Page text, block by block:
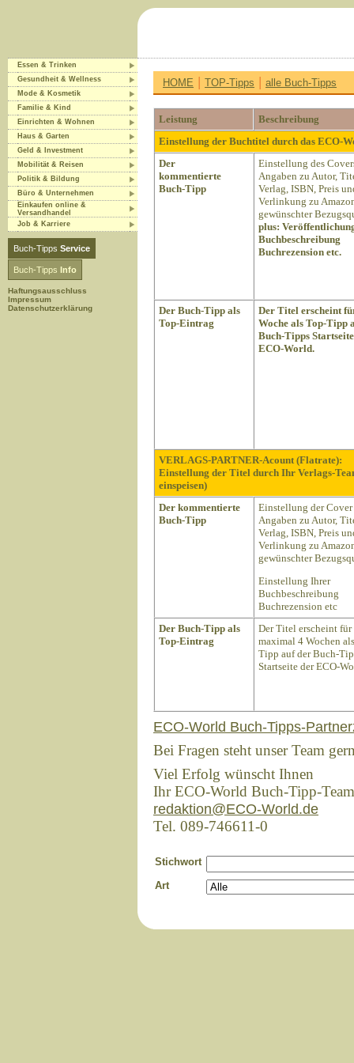
Essen & Trinken
Gesundheit & Wellness
Mode & Kosmetik
Familie & Kind
Einrichten & Wohnen
Haus & Garten
Geld & Investment
Mobilität & Reisen
Politik & Bildung
Büro & Unternehmen
Einkaufen online &
Versandhandel
Job & Karriere
Buch-Tipps Service
Buch-Tipps Info
Haftungsausschluss
Impressum
Datenschutzerklärung
HOME | TOP-Tipps | alle Buch-Tipps
Leistung
Beschreibung
Einstellung der Buchtitel durch das ECO-
Der
kommentierte
Buch-Tipp
Einstellung des
Angaben zu Autor,
Verlag, ISBN, Preis
Verlinkung zu
gewünschter
plus:
Buchbeschreibung
Buchrezension etc.
Der Buch-Tipp als
Top-Eintrag
Der Titel erscheint
Woche als Top-Tipp
Buch-Tipps
ECO-World.
VERLAGS-PARTNER-Acount (Flatrate):
Einstellung der Titel durch Ihr Verlags-
einspeisen)
Der kommentierte
Buch-Tipp
Einstellung der
Angaben zu Autor,
Verlag, ISBN, Preis
Verlinkung zu
gewünschter
Einstellung Ihrer
Buchbeschreibung
Buchrezension etc
Der Buch-Tipp als
Top-Eintrag
Der Titel erscheint für
maximal 4 Wochen
Tipp auf der Buch-
Startseite der ECO-
ECO-World Buch-Tipps-
Bei Fragen steht unser Team
Viel Erfolg wünscht Ihnen
Ihr ECO-World Buch-Tipp-Team
redaktion@ECO-World.de
Tel. 089-746611-0
Stichwort
Art